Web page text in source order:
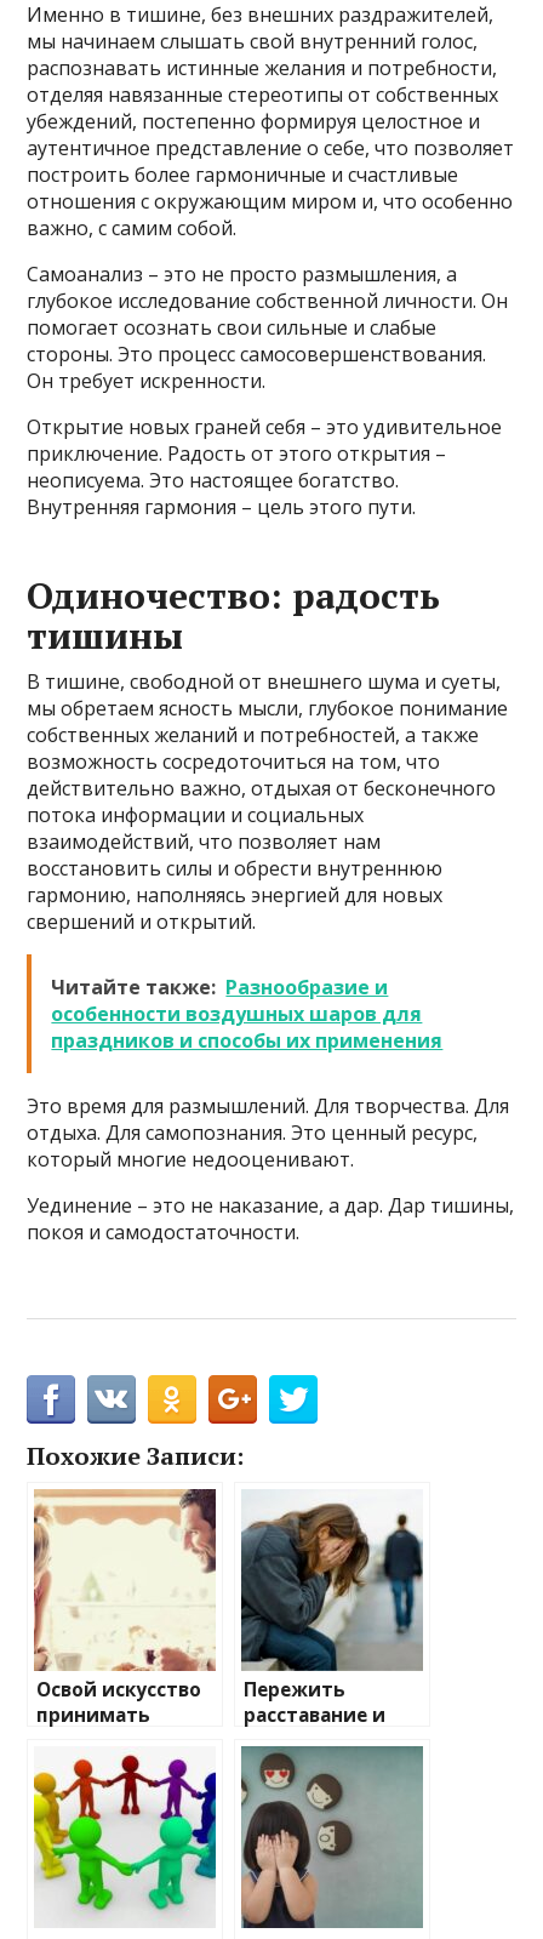
Именно в тишине, без внешних раздражителей,
мы начинаем слышать свой внутренний голос,
распознавать истинные желания и потребности,
отделяя навязанные стереотипы от собственных
убеждений, постепенно формируя целостное и
аутентичное представление о себе, что позволяет
построить более гармоничные и счастливые
отношения с окружающим миром и, что особенно
важно, с самим собой.
Самоанализ – это не просто размышления, а
глубокое исследование собственной личности. Он
помогает осознать свои сильные и слабые
стороны. Это процесс самосовершенствования.
Он требует искренности.
Открытие новых граней себя – это удивительное
приключение. Радость от этого открытия –
неописуема. Это настоящее богатство.
Внутренняя гармония – цель этого пути.
Одиночество: радость
тишины
В тишине, свободной от внешнего шума и суеты,
мы обретаем ясность мысли, глубокое понимание
собственных желаний и потребностей, а также
возможность сосредоточиться на том, что
действительно важно, отдыхая от бесконечного
потока информации и социальных
взаимодействий, что позволяет нам
восстановить силы и обрести внутреннюю
гармонию, наполняясь энергией для новых
свершений и открытий.
Читайте также: Разнообразие и
особенности воздушных шаров для
праздников и способы их применения
Это время для размышлений. Для творчества. Для
отдыха. Для самопознания. Это ценный ресурс,
который многие недооценивают.
Уединение – это не наказание, а дар. Дар тишины,
покоя и самодостаточности.
Похожие Записи:
Освой искусство
принимать
без смущения
Пережить
расставание и
остаться собой